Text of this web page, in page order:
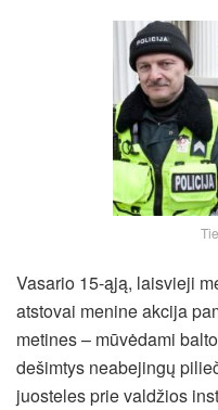
Vasario 15-ąją, laisvieji
atstovai menine akcija
metines – mūvėdami
dešimtys neabejingų
juosteles prie valdžios